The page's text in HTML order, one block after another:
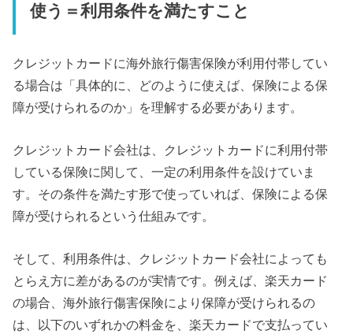
使う＝利用条件を満たすこと
クレジットカードに海外旅行傷害保険が利用付帯してい
る場合は「具体的に、どのように使えば、保険による保
障が受けられるのか」を理解する必要があります。
クレジットカード会社は、クレジットカードに利用付帯
している保険に関して、一定の利用条件を設けていま
す。その条件を満たす形で使っていれば、保険による保
障が受けられるという仕組みです。
そして、利用条件は、クレジットカード会社によっても
とらえ方に差があるのが実情です。例えば、楽天カード
の場合、海外旅行傷害保険により保障が受けられるの
は、以下のいずれかの料金を、楽天カードで支払ってい